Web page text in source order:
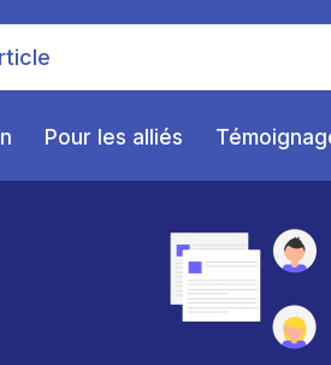
Pour les alliés